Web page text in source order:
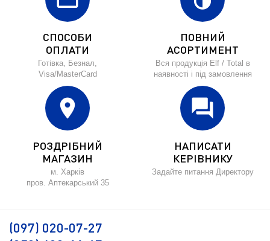
СПОСОБИ
ОПЛАТИ
Готівка, Безнал,
Visa/MasterCard
ПОВНИЙ
АСОРТИМЕНТ
Вся продукція Elf / Total в
наявності і під замовлення
location_on
РОЗДРІБНИЙ
МАГАЗИН
м. Харків
пров. Аптекарський 35
forum
НАПИСАТИ
КЕРІВНИКУ
Задайте питання Директору
(097) 020-07-27